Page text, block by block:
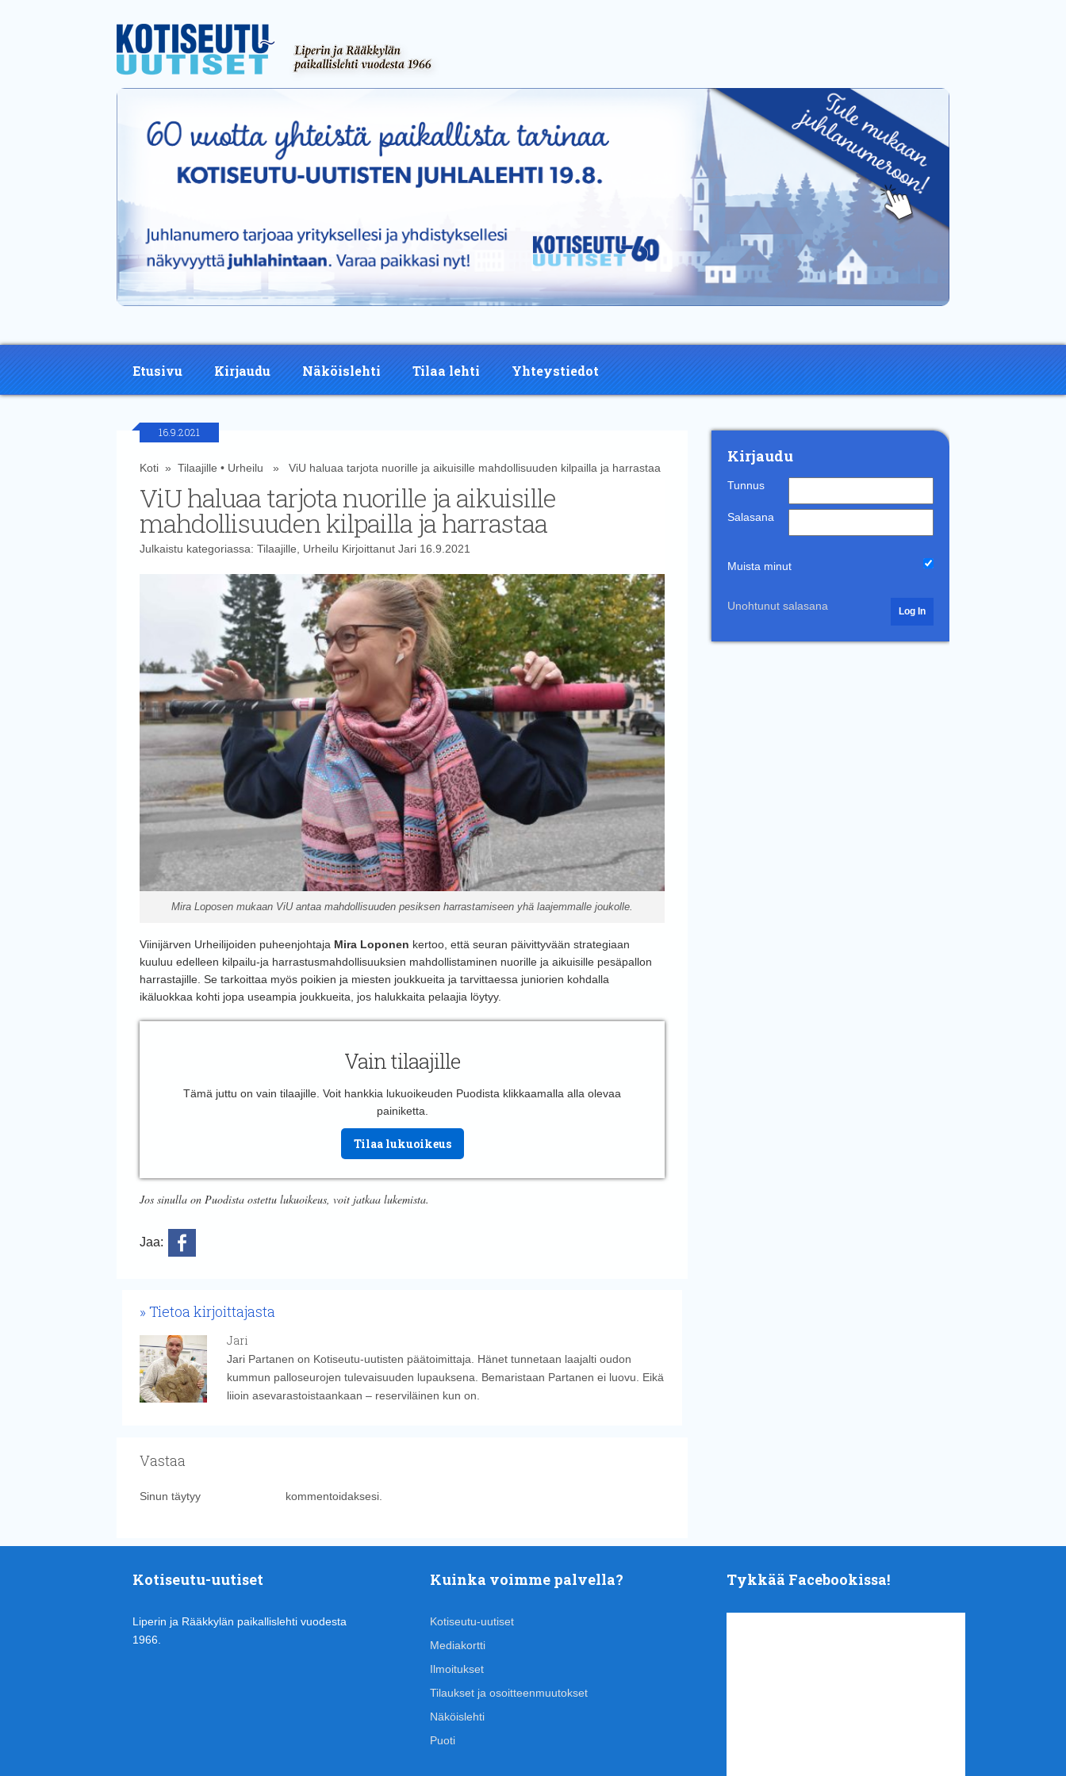
Etusivu Kirjaudu Näköislehti Tilaa lehti Yhteystiedot
16.9.2021
Koti» Tilaajille • Urheilu » ViU haluaa tarjota nuorille ja aikuisille mahdollisuuden kilpailla ja harrastaa
ViU haluaa tarjota nuorille ja aikuisille
mahdollisuuden kilpailla ja harrastaa
Julkaistu kategoriassa: Tilaajille Urheilu Kirjoittanut Jari16.9.2021
Mira Loposen mukaan ViU antaa mahdollisuuden pesiksen harrastamiseen yhä laajemmalle joukolle.
Viinijärven Urheilijoiden puheenjohtaja Mira Loponen kertoo, että seuran päivittyvään strategiaan
kuuluu edelleen kilpailu-ja harrastusmahdollisuuksien mahdollistaminen nuorille ja aikuisille pesäpallon
harrastajille. Se tarkoittaa myös poikien ja miesten joukkueita ja tarvittaessa juniorien kohdalla
ikäluokkaa kohti jopa useampia joukkueita, jos halukkaita pelaajia löytyy.
Vain tilaajille
Tämä juttu on vain tilaajille. Voit hankkia lukuoikeuden Puodista klikkaamalla alla olevaa
painiketta.
Tilaa lukuoikeus
Jos sinulla on Puodista ostettu lukuoikeus, voit jatkaa lukemista.
Jaa:
Tietoa kirjoittajasta
Jari
Jari Partanen on Kotiseutu-uutisten päätoimittaja. Hänet tunnetaan laajalti oudon
kummun palloseurojen tulevaisuuden lupauksena. Bemaristaan Partanen ei luovu. Eikä
liioin asevarastoistaankaan – reserviläinen kun on.
Vastaa
Sinun täytyy kommentoidaksesi.
Kirjaudu
Tunnus
Salasana
Muista minut
Unohtunut salasana
Kotiseutu-uutiset
Liperin ja Rääkkylän paikallislehti vuodesta
1966.
Kuinka voimme palvella?
Kotiseutu-uutiset
Mediakortti
Ilmoitukset
Tilaukset ja osoitteenmuutokset
Näköislehti
Puoti
Tykkää Facebookissa!